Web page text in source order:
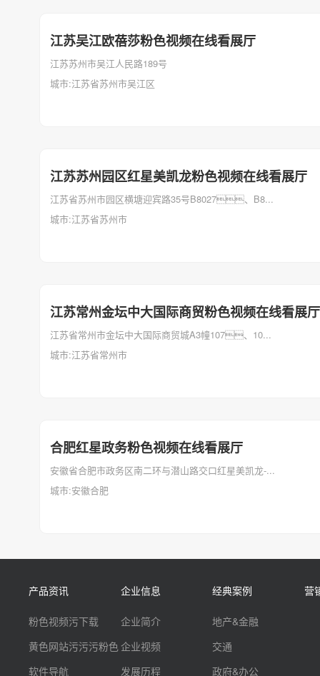
江苏吴江欧蓓莎粉色视频在线看展厅
江苏苏州市吴江人民路189号
城市:江苏省苏州市吴江区
江苏苏州园区红星美凯龙粉色视频在线看展厅
江苏省苏州市园区横塘迎宾路35号B8027、B8...
城市:江苏省苏州市
江苏常州金坛中大国际商贸粉色视频在线看展厅
江苏省常州市金坛中大国际商贸城A3幢107、10...
城市:江苏省常州市
合肥红星政务粉色视频在线看展厅
安徽省合肥市政务区南二环与潜山路交口红星美凯龙-...
城市:安徽合肥
产品资讯
粉色视频污下载
黄色网站污污污粉色
软件导航
企业信息
企业简介
企业视频
发展历程
经典案例
地产&金融
交通
政府&办公
营